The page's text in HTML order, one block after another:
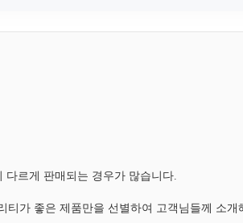
르게 판매되는 경우가 많습니다.
가 좋은 제품만을 선별하여 고객님들께 소개